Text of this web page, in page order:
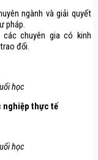
ngành và giải quyết
pháp.
chuyên gia có kinh
đổi.
học
nghiệp thực tế
học